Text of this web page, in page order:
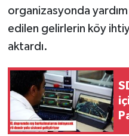
organizasyonda yardım
edilen gelirlerin köy
aktardı.